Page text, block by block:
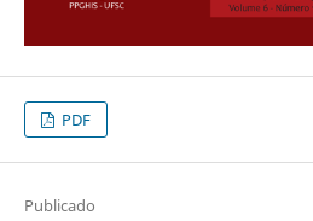
PDF
Publicado